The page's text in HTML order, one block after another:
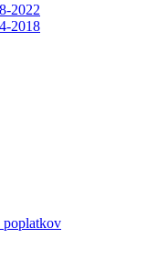
2022
2018
poplatkov